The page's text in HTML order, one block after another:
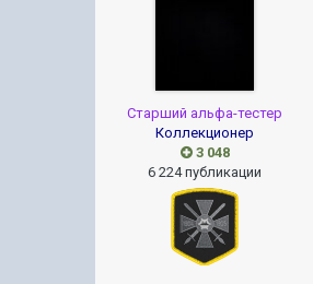
Старший альфа-тестер
Коллекционер
3 048
6 224 публикации